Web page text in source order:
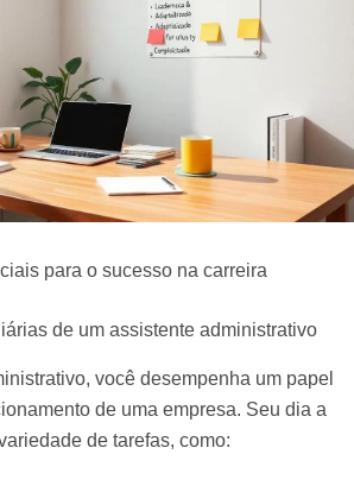
para o sucesso na carreira
de um assistente administrativo
você desempenha um papel
de uma empresa. Seu dia a
de tarefas, como: